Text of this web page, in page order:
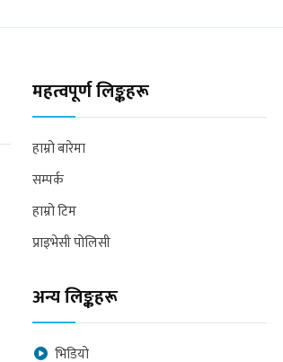
महत्वपूर्ण लिङ्कहरू
हाम्रो बारेमा
सम्पर्क
हाम्रो टिम
प्राइभेसी पोलिसी
अन्य लिङ्कहरू
भिडियो